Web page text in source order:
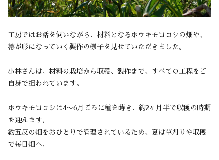
工房ではお話を伺いながら、材料となるホウキモロコシの畑や、
箒が形になっていく製作の様子を見せていただきました。
小林さんは、材料の栽培から収穫、製作まで、すべての工程をご
自身で担われています。
ホウキモロコシは4〜6月ごろに種を蒔き、約2ヶ月半で収穫の時期
を迎えます。
約五反の畑をおひとりで管理されているため、夏は草刈りや収穫
で毎日畑へ。